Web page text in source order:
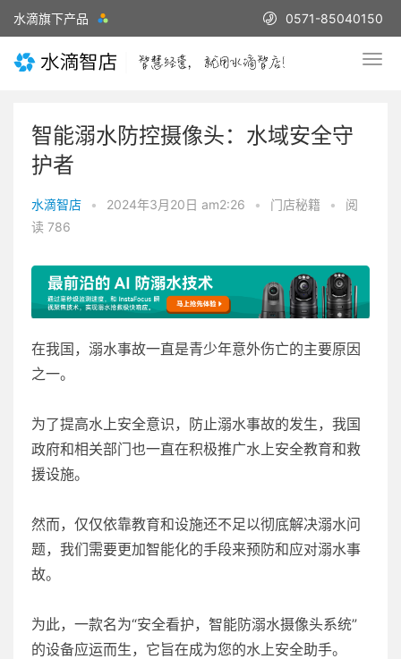
水滴旗下产品 0571-85040150
智能溺水防控摄像头：水域安全守
护者
水滴智店 • 2024年3月20日 am2:26 • 门店秘籍 •
阅
读 786
在我国，溺水事故一直是青少年意外伤亡的主要原因
之一。
为了提高水上安全意识，防止溺水事故的发生，我国
政府和相关部门也一直在积极推广水上安全教育和救
援设施。
然而，仅仅依靠教育和设施还不足以彻底解决溺水问
题，我们需要更加智能化的手段来预防和应对溺水事
故。
为此，一款名为“安全看护，智能防溺水摄像头系统”
的设备应运而生，它旨在成为您的水上安全助手。